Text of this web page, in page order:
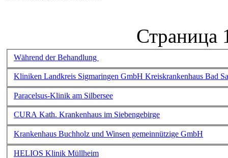
Страница
Während der Behandlung
Kliniken Landkreis Sigmaringen GmbH Kreiskrankenhaus Bad
Paracelsus-Klinik am Silbersee
CURA Kath. Krankenhaus im Siebengebirge
Krankenhaus Buchholz und Winsen gemeinnützige GmbH
HELIOS Klinik Müllheim